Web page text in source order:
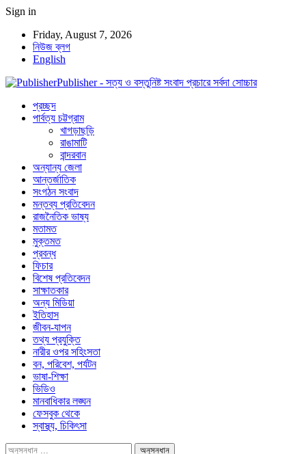
Sign in
Friday, August 7, 2026
নিউজ ব্লগ
English
Publisher - সত্য ও বস্তুনিষ্ট সংবাদ প্রচারে সর্বদা সোচ্চার
প্রচ্ছদ
পার্বত্য চট্টগ্রাম
খাগড়াছড়ি
রাঙামাটি
বান্দরবান
অন্যান্য জেলা
আন্তর্জাতিক
সংগঠন সংবাদ
মন্তব্য প্রতিবেদন
রাজনৈতিক ভাষ্য
মতামত
মুক্তমত
প্রবন্ধ
ফিচার
বিশেষ প্রতিবেদন
সাক্ষাতকার
অন্য মিডিয়া
ইতিহাস
জীবন-যাপন
তথ্য প্রযুক্তি
নারীর ওপর সহিংসতা
বন, পরিবেশ, পর্যটন
ভাষা-শিক্ষা
ভিডিও
মানবাধিকার লঙ্ঘন
ফেসবুক থেকে
স্বাস্থ্য, চিকিৎসা